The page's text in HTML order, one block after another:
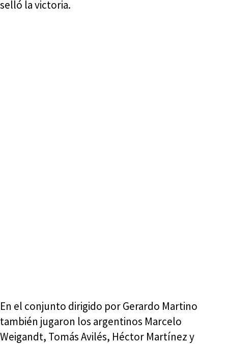
selló la victoria.
En el conjunto dirigido por Gerardo Martino
también jugaron los argentinos Marcelo
Weigandt, Tomás Avilés, Héctor Martínez y